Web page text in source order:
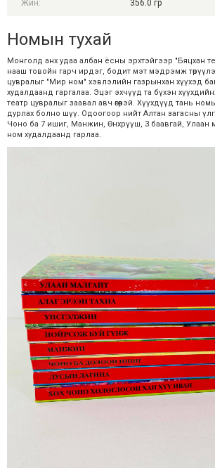
Жин:
356.0 гр
Номын тухай
Монголд анх удаа албан ёсны эрхтэйгээр "Бяцхан
нааш товойн гарч ирдэг, бодит мэт мэдрэмж
цувралыг "Мир ном" хэвлэлийн газрынхан хүүхэд
худалдаанд гаргалаа. Эцэг‬ эхчүүд та бүхэн
театр цувралыг заавал авч өгөөрэй. Хүүхдүүд тань
дурлах болно шүү. Одоогоор‬ нийт Алтан загасны
Чоно ба 7 ишиг, Манжин, Өнхрүүш, 3 баавгай, Улаан
ном худалдаанд гарлаа.